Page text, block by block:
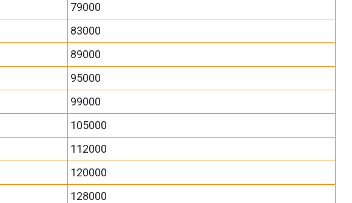
79000
83000
89000
95000
99000
105000
112000
120000
128000